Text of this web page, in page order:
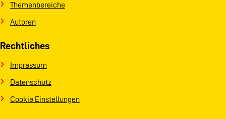
Themenbereiche
Autoren
Rechtliches
Impressum
Datenschutz
Cookie Einstellungen